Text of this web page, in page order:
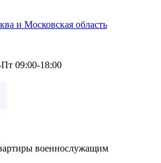
и Московская область
09:00-18:00
военнослужащим